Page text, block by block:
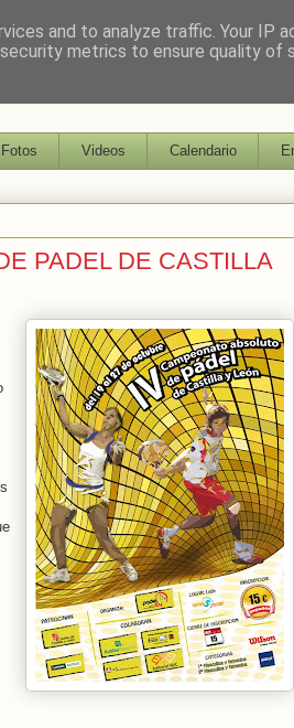
Fotos Videos Calendario
PADEL DE CASTILLA
and to analyze traffic. Your IP
metrics to ensure quality of